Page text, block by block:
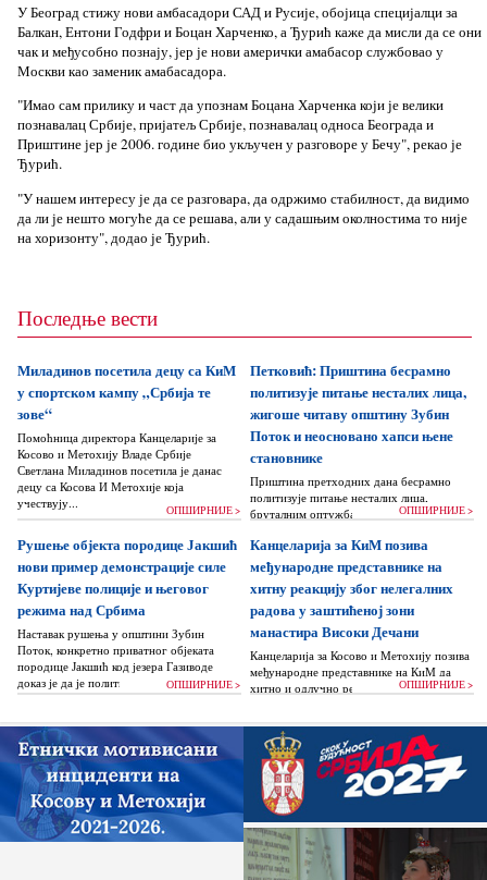
У Београд стижу нови амбасадори САД и Русије, обојица специјалци за
Балкан, Ентони Годфри и Боцан Харченко, а Ђурић каже да мисли да се они
чак и међусобно познају, јер је нови амерички амабасор службовао у
Москви као заменик амабасадора.
"Имао сам прилику и част да упознам Боцана Харченка који је велики
познавалац Србије, пријатељ Србије, познавалац односа Београда и
Приштине јер је 2006. године био укључен у разговоре у Бечу", рекао је
Ђурић.
"У нашем интересу је да се разговара, да одржимо стабилност, да видимо
да ли је нешто могуће да се решава, али у садашњим околностима то није
на хоризонту", додао је Ђурић.
Последње вести
Миладинов посетила децу са КиМ
у спортском кампу „Србија те
зове“
Помоћница директора Канцеларије за
Косово и Метохију Владе Србије
Светлана Миладинов посетила је данас
децу са Косова И Метохије која
учествују...
ОПШИРНИЈЕ >
Петковић: Приштина бесрамно
политизује питање несталих лица,
жигоше читаву општину Зубин
Поток и неосновано хапси њене
становнике
Приштина претходних дана бесрамно
политизује питање несталих лица,
бруталним оптужбама на рачун Београда
жигоше...
ОПШИРНИЈЕ >
Рушење објекта породице Јакшић
нови пример демонстрације силе
Куртијеве полиције и његовог
режима над Србима
Наставак рушења у општини Зубин
Поток, конкретно приватног објеката
породице Јакшић код језера Газиводе
доказ је да је политика Аљбина Куртија...
ОПШИРНИЈЕ >
Канцеларија за КиМ позива
међународне представнике на
хитну реакцију због нелегалних
радова у заштићеној зони
манастира Високи Дечани
Канцеларија за Косово и Метохију позива
међународне представнике на КиМ да
хитно и одлучно реагују и да без
нелегалних грађевинских...
ОПШИРНИЈЕ >